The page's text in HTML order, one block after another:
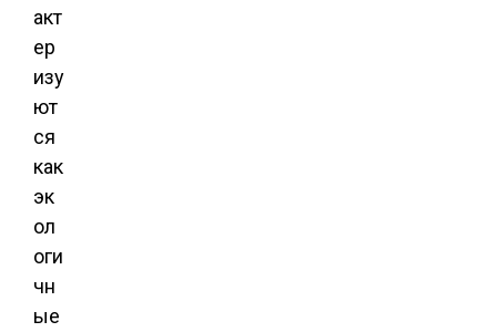
акт
ер
изу
ют
ся
как
эк
ол
оги
чн
ые